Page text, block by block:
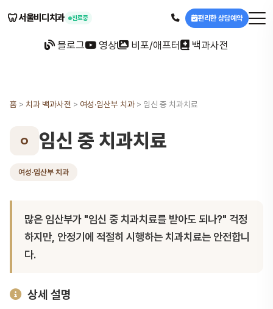
🦷서울비디치과 진료중 편리한 상담예약
블로그 영상 비포/애프터 백과사전
홈 > 치과 백과사전 > 여성·임산부 치과 > 임신 중 치과치료
ㅇ 임신 중 치과치료
여성·임산부 치과
많은 임산부가 "임신 중 치과치료를 받아도 되나?" 걱정
하지만, 안정기에 적절히 시행하는 치과치료는 안전합니
다.
상세 설명